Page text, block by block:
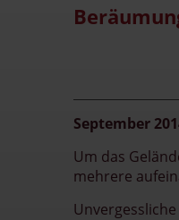
September
Um das
mehrere